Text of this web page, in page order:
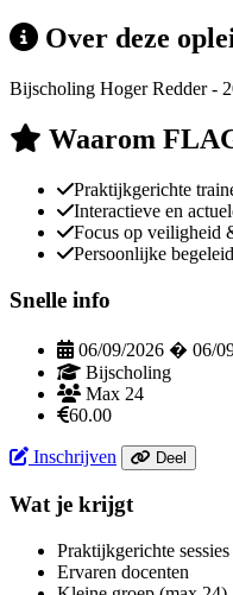
Over deze
Bijscholing Hoger Redder -
Waarom
Praktijkgerichte
Interactieve en
Focus op veiligheid
Persoonlijke
Snelle info
06/09/2026 � 06/
Bijscholing
Max 24
60.00
Inschrijven Deel
Wat je krijgt
Praktijkgerichte sessies
Ervaren docenten